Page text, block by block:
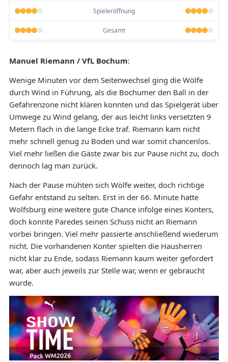
Spieleröffnung
Gesamt
Manuel Riemann / VfL Bochum:
Wenige Minuten vor dem Seitenwechsel ging die Wölfe
durch Wind in Führung, als die Bochumer den Ball in der
Gefahrenzone nicht klären konnten und das Spielgerät über
Umwege zu Wind gelang, der aus leicht links versetzten 9
Metern flach in die lange Ecke traf. Riemann kam nicht
mehr schnell genug zu Boden und war somit chancenlos.
Viel mehr ließen die Gäste zwar bis zur Pause nicht zu, doch
dennoch lag man zurück.
Nach der Pause mühten sich Wölfe weiter, doch richtige
Gefahr entstand zu selten. Erst in der 66. Minute hatte
Wolfsburg eine weitere gute Chance infolge eines Konters,
doch konnte Paredes seinen Schuss nicht an Riemann
vorbei bringen. Viel mehr passierte anschließend wiederum
nicht. Die vorhandenen Konter spielten die Hausherren
nicht klar zu Ende, sodass Riemann kaum weiter gefordert
war, aber auch jeweils zur Stelle war, wenn er gebraucht
wurde.